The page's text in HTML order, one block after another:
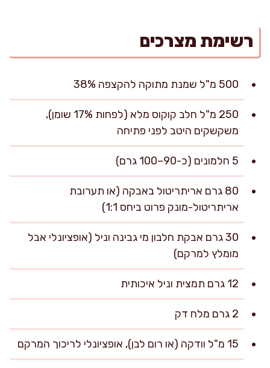
רשימת מצרכים
500 מ"ל שמנת מתוקה להקצפה 38%
250 מ"ל חלב קוקוס מלא (לפחות 17% שומן),
משקשקים היטב לפני פתיחה
5 חלמונים (כ-90–100 גרם)
80 גרם אריתריטול באבקה (או תערובת
אריתריטול-מונק פרוט ביחס 1:1)
30 גרם אבקת חלבון מי גבינה וניל (אופציונלי אבל
מומלץ למרקם)
12 גרם תמצית וניל איכותית
2 גרם מלח דק
15 מ"ל וודקה (או רום לבן), אופציונלי לריכוך המרקם